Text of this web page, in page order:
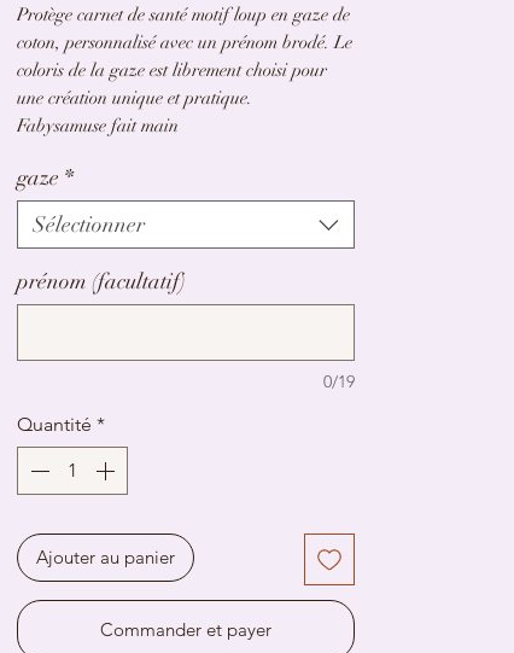
Protège carnet de santé motif loup en gaze de
coton, personnalisé avec un prénom brodé. Le
coloris de la gaze est librement choisi pour
une création unique et pratique.
Fabysamuse fait main
gaze *
Sélectionner
prénom (facultatif)
0/19
Quantité *
Ajouter au panier
Commander et payer